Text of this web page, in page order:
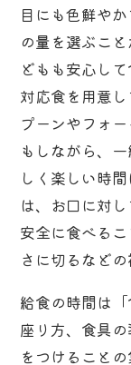
目にも色鮮や
の量を選ぶこ
どもも安心し
対応食を用意
プーンやフォ
もしながら、
しく楽しい時
は、お口に対
安全に食べる
さに切るなどの
給食の時間は「
座り方、食具
をつけること